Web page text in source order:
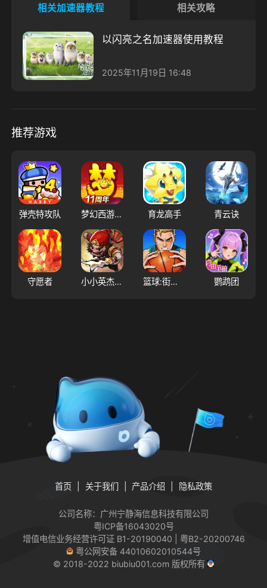
相关加速器教程 相关攻略
以闪亮之名加速器使用教程
2025年11月19日 16:48
推荐游戏
弹壳特攻队 梦幻西游（大陆服） 育龙高手 青云诀
守愿者 小小英杰：合战天下 篮球:街头热血投篮比赛 鹦鹉团
首页 关于我们 产品介绍 隐私政策
公司名称：广州宁静海信息科技有限公司
粤ICP备16043020号
增值电信业务经营许可证 B1-20190040 | 粤B2-20200746
粤公网安备 44010602010544号
© 2018-2022 biubiu001.com 版权所有